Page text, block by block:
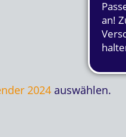
2024 auswählen.